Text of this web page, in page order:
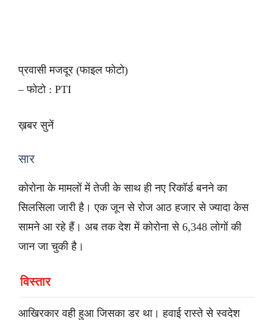
प्रवासी मजदूर (फाइल फोटो)
– फोटो : PTI
ख़बर सुनें
सार
कोरोना के मामलों में तेजी के साथ ही नए रिकॉर्ड बनने का
सिलसिला जारी है। एक जून से रोज आठ हजार से ज्यादा केस
सामने आ रहे हैं। अब तक देश में कोरोना से 6,348 लोगों की
जान जा चुकी है।
विस्तार
आखिरकार वही हुआ जिसका डर था। हवाई रास्ते से स्वदेश